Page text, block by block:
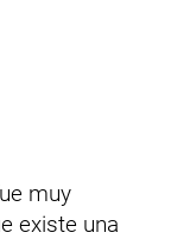
muy
existe una